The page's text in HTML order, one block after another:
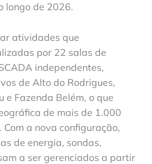
longo de 2026.
atividades que
por 22 salas de
independentes,
de Alto do Rodrigues,
e Fazenda Belém, o que
de mais de 1.000
a nova configuração,
de energia, sondas,
a ser gerenciados a partir